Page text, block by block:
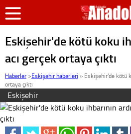
Eskişehir'de kötü koku
acı gerçek ortaya çıktı
Haberler >Eskişehir haberleri » Eskişehir'de kötü
ortaya çıktı
Eskişehir